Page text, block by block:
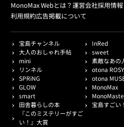
MonoMax Webとは？運営会社採用情報
利用規約広告掲載について
宝島チャンネル
InRed
大人のおしゃれ手帖
sweet
mini
素敵なあの
リンネル
otona ROSY
SPRiNG
otona
GLOW
MonoMax
smart
田舎暮らしの本
宝島すごい
『このミステリーがすご
い！』大賞